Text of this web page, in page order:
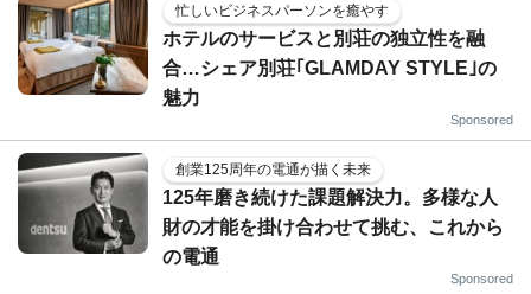
忙しいビジネスパーソンを癒やす
ホテルのサービスと別荘の独立性を融
合…シェア別荘｢GLAMDAY STYLE｣の
魅力
Sponsored
創業125周年の電通が描く未来
125年磨き続けた課題解決力。多様な人
財の才能を掛け合わせて挑む、これから
の電通
Sponsored